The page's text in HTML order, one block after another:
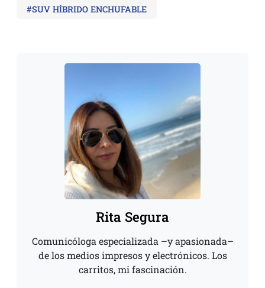
#SUV HÍBRIDO ENCHUFABLE
Rita Segura
Comunicóloga especializada –y apasionada–
de los medios impresos y electrónicos. Los
carritos, mi fascinación.